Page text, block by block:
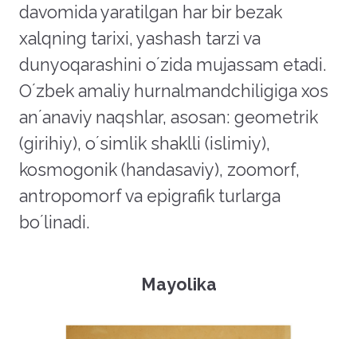
davomida yaratilgan har bir bezak
xalqning tarixi, yashash tarzi va
dunyoqarashini oʼzida mujassam etadi.
Oʼzbek amaliy hurnalmandchiligiga xos
anʼanaviy naqshlar, asosan: geometrik
(girihiy), oʼsimlik shaklli (islimiy),
kosmogonik (handasaviy), zoomorf,
antropomorf va epigrafik turlarga
boʼlinadi.
Mayolika